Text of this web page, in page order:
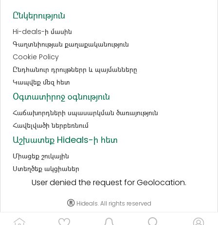
Ընկերություն
Hi-deals-ի մասին
Գաղտնիության քաղաքականություն
Cookie Policy
Ընդհանուր դրույթներր և պայմանները
Կապվեք մեզ հետ
Օգտատիրոջ օգնություն
Հաճախորդների սպասարկման ծառայություն
Հավելվածի ներբեռնում
Աշխատեք Hideals-ի հետ
Միացեք շուկային
Ստեղծեք ակցիաներ
Hideals. All rights reserved
User denied the request for Geolocation.